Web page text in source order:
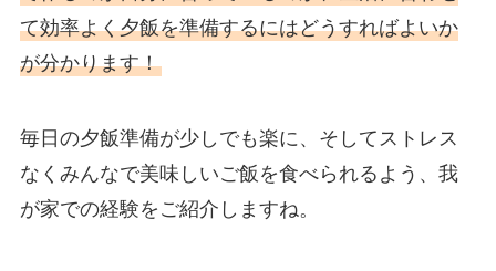
て効率よく夕飯を準備するにはどうすればよいか
が分かります！
毎日の夕飯準備が少しでも楽に、そしてストレス
なくみんなで美味しいご飯を食べられるよう、我
が家での経験をご紹介しますね。